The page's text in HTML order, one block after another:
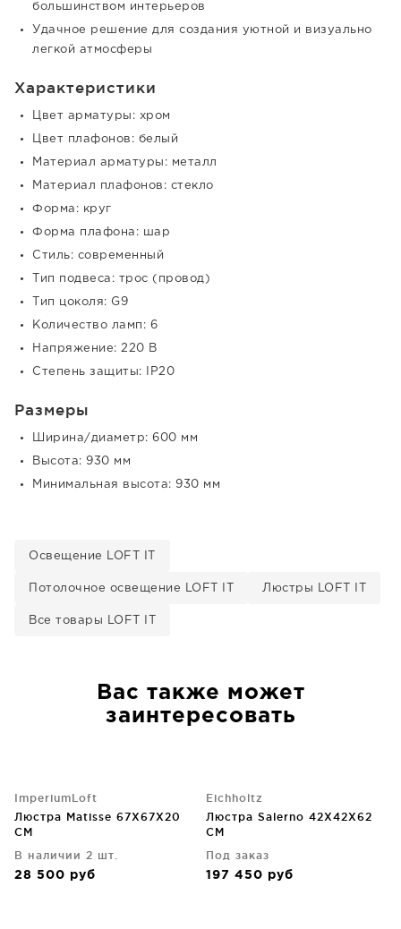
большинством интерьеров
Удачное решение для создания уютной и визуально
легкой атмосферы
Характеристики
Цвет арматуры: хром
Цвет плафонов: белый
Материал арматуры: металл
Материал плафонов: стекло
Форма: круг
Форма плафона: шар
Стиль: современный
Тип подвеса: трос (провод)
Тип цоколя: G9
Количество ламп: 6
Напряжение: 220 В
Степень защиты: IP20
Размеры
Ширина/диаметр: 600 мм
Высота: 930 мм
Минимальная высота: 930 мм
Освещение LOFT IT
Потолочное освещение LOFT IT Люстры LOFT IT
Все товары LOFT IT
Вас также может
заинтересовать
ImperiumLoft
Люстра Matisse 67X67X20
CM
В наличии 2 шт.
28 500 руб
Eichholtz
Люстра Salerno 42X42X62
CM
Под заказ
197 450 руб